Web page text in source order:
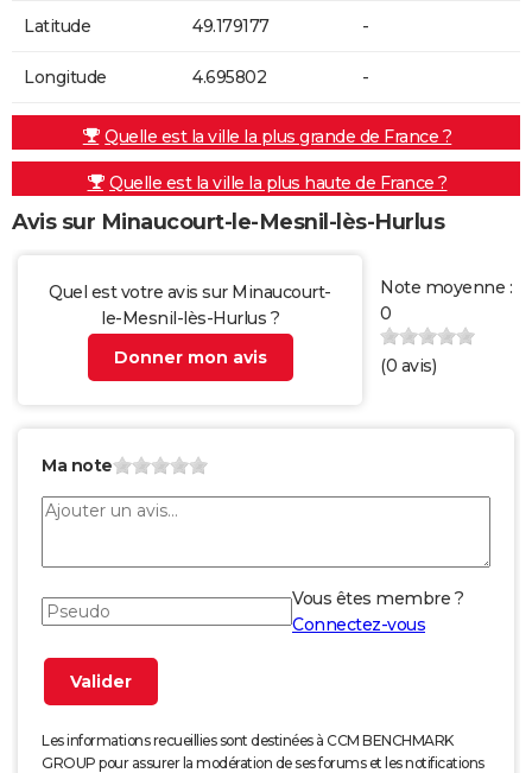
Latitude 49.179177 -
Longitude 4.695802 -
Quelle est la ville la plus grande de France ?
Quelle est la ville la plus haute de France ?
Avis sur Minaucourt-le-Mesnil-lès-Hurlus
Quel est votre avis sur Minaucourt-
le-Mesnil-lès-Hurlus ?
Donner mon avis
Note moyenne :
0
(0 avis)
Ma note
Vous êtes membre ?
Connectez-vous
Les informations recueillies sont destinées à CCM BENCHMARK
GROUP pour assurer la modération de ses forums et les notifications